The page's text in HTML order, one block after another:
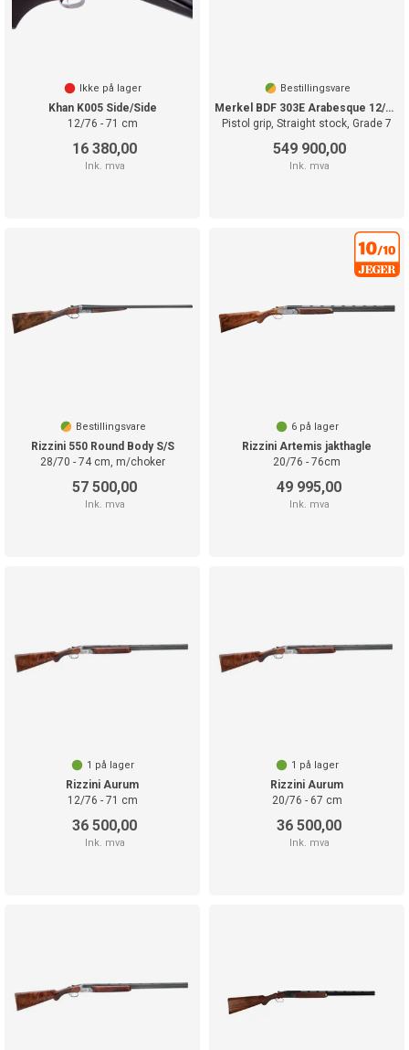
Ikke på lager
Khan K005 Side/Side
12/76 - 71 cm
16 380,00
Ink. mva
Bestillingsvare
Merkel BDF 303E Arabesque 12/76, 71cm
Pistol grip, Straight stock, Grade 7
549 900,00
Ink. mva
Bestillingsvare
Rizzini 550 Round Body S/S
28/70 - 74 cm, m/choker
57 500,00
Ink. mva
6 på lager
Rizzini Artemis jakthagle
20/76 - 76cm
49 995,00
Ink. mva
1 på lager
Rizzini Aurum
12/76 - 71 cm
36 500,00
Ink. mva
1 på lager
Rizzini Aurum
20/76 - 67 cm
36 500,00
Ink. mva